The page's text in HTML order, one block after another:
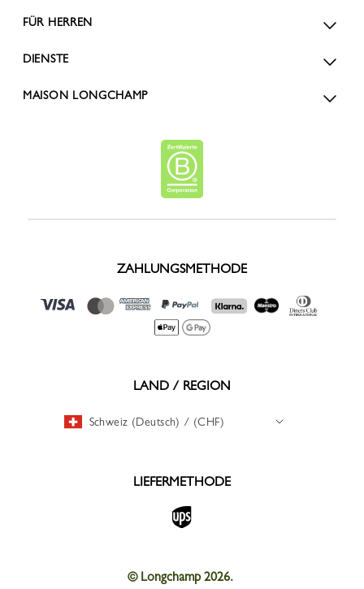
FÜR HERREN
DIENSTE
MAISON LONGCHAMP
ZAHLUNGSMETHODE
LAND / REGION
Schweiz (Deutsch) / (CHF)
LIEFERMETHODE
© Longchamp 2026.